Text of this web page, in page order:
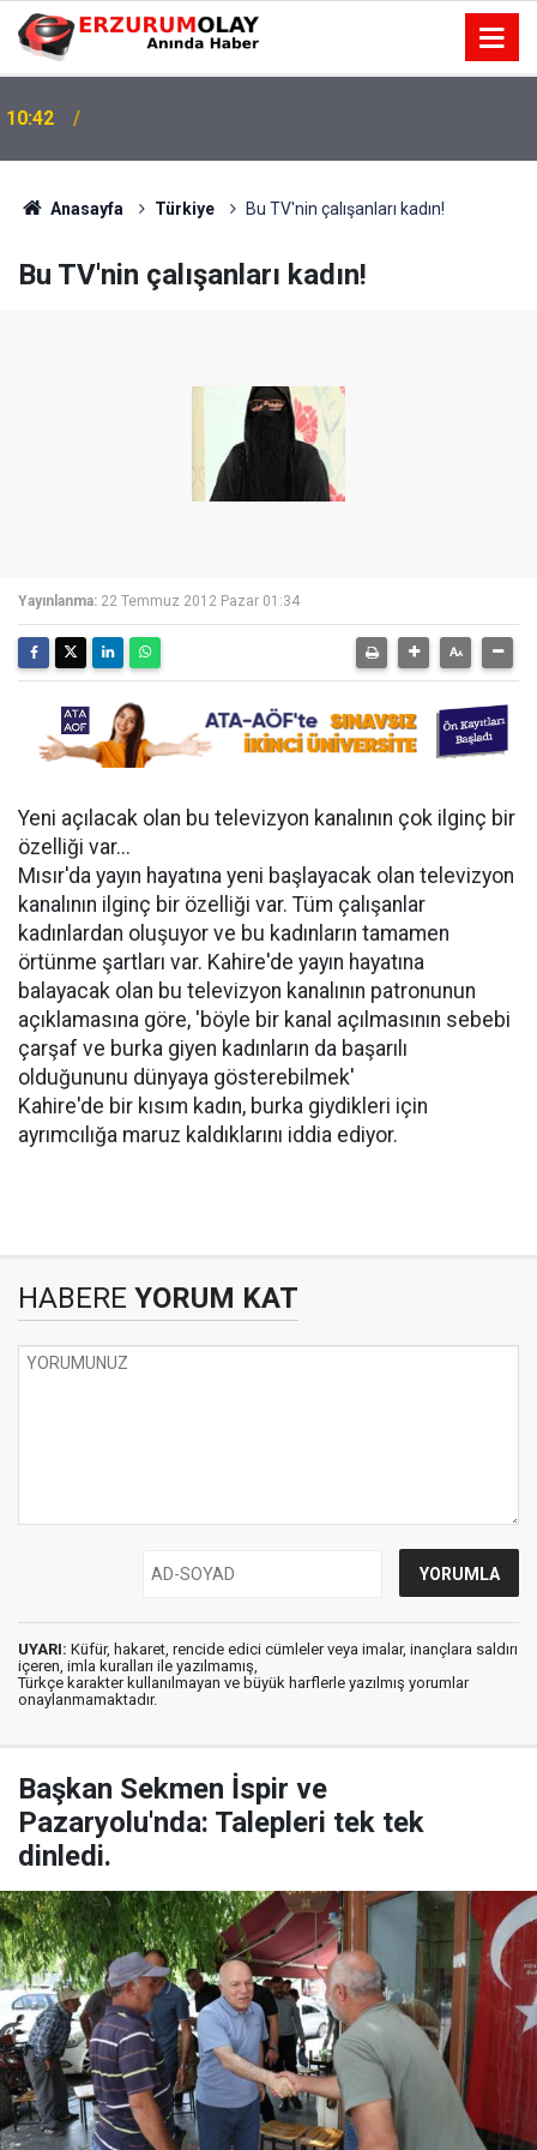
10:42
Anasayfa Türkiye Bu TV'nin çalışanları kadın!
Bu TV'nin çalışanları kadın!
Yayınlanma: 22 Temmuz 2012 Pazar 01:34
Yeni açılacak olan bu televizyon kanalının çok ilginç bir
özelliği var...
Mısır'da yayın hayatına yeni başlayacak olan televizyon
kanalının ilginç bir özelliği var. Tüm çalışanlar
kadınlardan oluşuyor ve bu kadınların tamamen
örtünme şartları var. Kahire'de yayın hayatına
balayacak olan bu televizyon kanalının patronunun
açıklamasına göre, 'böyle bir kanal açılmasının sebebi
çarşaf ve burka giyen kadınların da başarılı
olduğununu dünyaya gösterebilmek'
Kahire'de bir kısım kadın, burka giydikleri için
ayrımcılığa maruz kaldıklarını iddia ediyor.
HABERE YORUM KAT
UYARI: Küfür, hakaret, rencide edici cümleler veya imalar, inançlara saldırı
içeren, imla kuralları ile yazılmamış,
Türkçe karakter kullanılmayan ve büyük harflerle yazılmış yorumlar
onaylanmamaktadır.
Başkan Sekmen İspir ve
Pazaryolu'nda: Talepleri tek tek
dinledi.